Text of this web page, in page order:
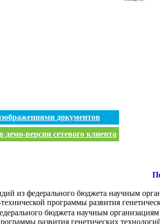
документов
версии сетевого клиента
из федерального бюджета научным
программы развития
бюджета научным
развития генетических